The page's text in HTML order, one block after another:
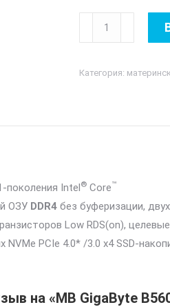
Количество
товара
GigaByte
Категория:
поколения Intel® Core™
ОЗУ DDR4 без буферизации,
Low RDS(on),
PCIe 4.0* /3.0 x4 SSD-
на «MB GigaByte